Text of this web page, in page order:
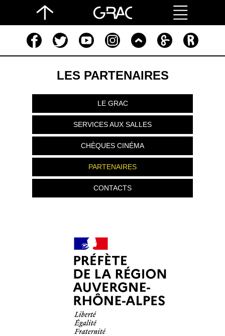
LES PARTENAIRES
LE GRAC
SERVICES AUX SALLES
CHÈQUES CINÉMA
PARTENAIRES
CONTACTS